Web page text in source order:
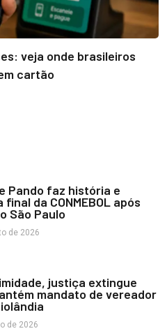
veja onde brasileiros
cartão
Pando faz história e
da CONMEBOL após
São Paulo
de 2026
justiça extingue
mandato de vereador
de 2026